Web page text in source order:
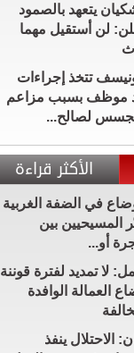
يتعهد بالصمود
لن أستقيل مهما
تتخذ إجراءات
موظف بسبب مزاعم
لصالح...
الأكثر قراءة
في الضفة الغربية
المسيحيين بين
أو...
لا تمديد لفترة قوننة
العمالة الوافدة
الاحتلال ينفذ